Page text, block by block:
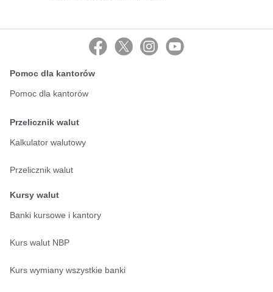
Pomoc dla kantorów
Pomoc dla kantorów
Przelicznik walut
Kalkulator walutowy
Przelicznik walut
Kursy walut
Banki kursowe i kantory
Kurs walut NBP
Kurs wymiany wszystkie banki